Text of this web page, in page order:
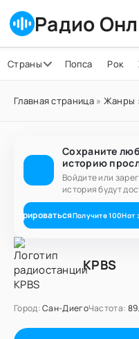
Радио
Страны Попса Рок
Главная страница» Жанры
Сохраните
историю
Войдите или
история будут
Получите100Нот
KPBS
Город:Сан-ДиегоЧастота: